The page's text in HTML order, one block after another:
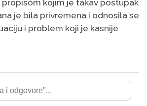
kojim je takav postupak
je bila privremena i odnosila se
i problem koji je kasnije